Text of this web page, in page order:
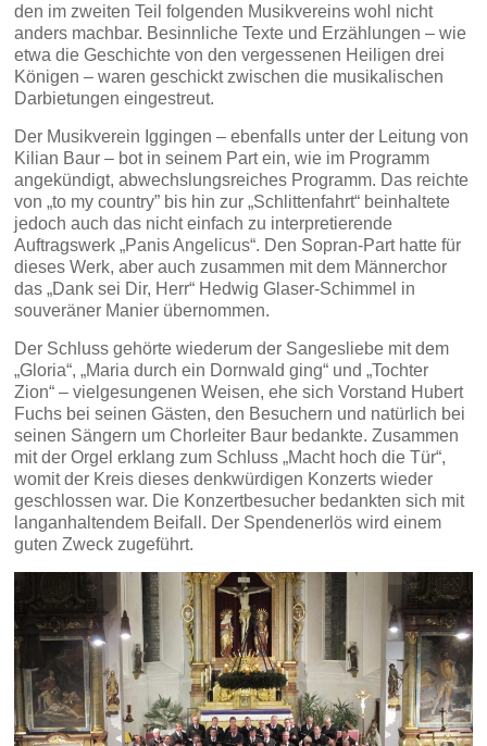
den im zweiten Teil folgenden Musikvereins wohl nicht
anders machbar. Besinnliche Texte und Erzählungen – wie
etwa die Geschichte von den vergessenen Heiligen drei
Königen – waren geschickt zwischen die musikalischen
Darbietungen eingestreut.
Der Musikverein Iggingen – ebenfalls unter der Leitung von
Kilian Baur – bot in seinem Part ein, wie im Programm
angekündigt, abwechslungsreiches Programm. Das reichte
von „to my country” bis hin zur „Schlittenfahrt“ beinhaltete
jedoch auch das nicht einfach zu interpretierende
Auftragswerk „Panis Angelicus“. Den Sopran-Part hatte für
dieses Werk, aber auch zusammen mit dem Männerchor
das „Dank sei Dir, Herr“ Hedwig Glaser-Schimmel in
souveräner Manier übernommen.
Der Schluss gehörte wiederum der Sangesliebe mit dem
„Gloria“, „Maria durch ein Dornwald ging“ und „Tochter
Zion“ – vielgesungenen Weisen, ehe sich Vorstand Hubert
Fuchs bei seinen Gästen, den Besuchern und natürlich bei
seinen Sängern um Chorleiter Baur bedankte. Zusammen
mit der Orgel erklang zum Schluss „Macht hoch die Tür“,
womit der Kreis dieses denkwürdigen Konzerts wieder
geschlossen war. Die Konzertbesucher bedankten sich mit
langanhaltendem Beifall. Der Spendenerlös wird einem
guten Zweck zugeführt.